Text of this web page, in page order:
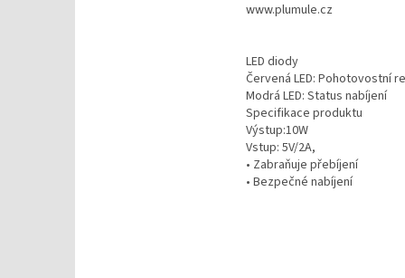
www.plumule.cz
LED diody
Červená LED: Pohotovostní
Modrá LED: Status nabíjení
Specifikace produktu
Výstup:10W
Vstup: 5V/2A,
• Zabraňuje přebíjení
• Bezpečné nabíjení